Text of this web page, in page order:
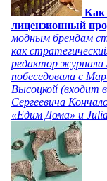
Как
лицензионный
модным брендам
как
редактор журнала
побеседовала с
Высоцкой (входит
Сергеевича
«Едим Дома» и